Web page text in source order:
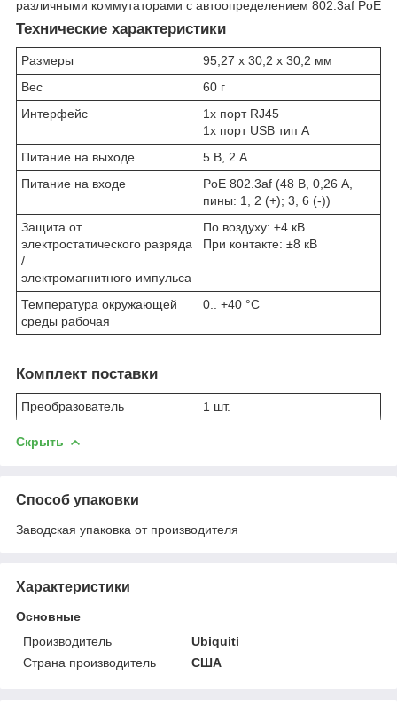
различными коммутаторами с автоопределением 802.3af PoE
Технические характеристики
Размеры
95,27 х 30,2 х 30,2 мм
Вес
60 г
Интерфейс
1х порт RJ45
1х порт USB тип A
Питание на выходе
5 В, 2 А
Питание на входе
PoE 802.3af (48 В, 0,26 А,
пины: 1, 2 (+); 3, 6 (-))
Защита от
электростатического разряда
/
электромагнитного импульса
По воздуху: ±4 кВ
При контакте: ±8 кВ
Температура окружающей
среды рабочая
0.. +40 °C
Комплект поставки
Преобразователь 1 шт.
Скрыть
Способ упаковки
Заводская упаковка от производителя
Характеристики
Основные
Производитель
Ubiquiti
Страна производитель
США